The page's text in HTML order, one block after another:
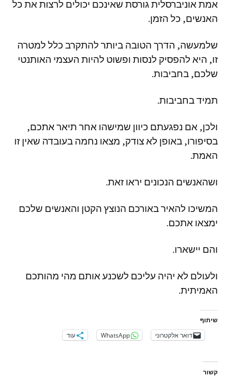
אמתאוניברסליתגורסת שאינכם יכולים לרצותאת כל
האנשים, כל הזמן.
שלמעשה, הדרך הטובה ביותרלהתקרב כלללמטרה
זו, היאלהפסיק לנסות ופשוט להיות העצמי האותנטי
שלכם, בחביבות.
תמידבחביבות.
ולכן, אם נפגעתם כיוון שמישהו אחר תיאראתכם,
בסיפורו, באופן לאצודק, מצאו נחמה בעובדה שאין זו
האמת.
ושהאנשים הנכונים יראו זאת.
המשיכו להאירבאורכם הנוצץ הקטן והאנשים שלכם
ימצאו אתכם.
והם יישארו.
ולעולם לא יהיה עליכם לשכנעאותם מהי מהותכם
האמיתית.
שיתוף
דואר אלקטרוני WhatsApp עוד
קשור